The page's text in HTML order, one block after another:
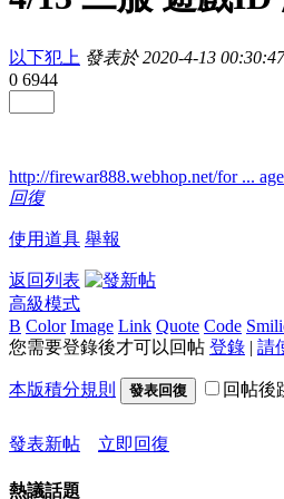
以下犯上 發表於 2020-4-13 00:30:47
0 6944
http://firewar888.webhop.net/for ...
回復
使用道具 舉報
返回列表
高級模式
B Color Image Link Quote Code
您需要登錄後才可以回帖 登錄 | 請
本版積分規則 發表回復 回帖後
發表新帖 立即回復
熱議話題